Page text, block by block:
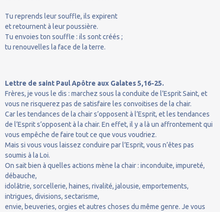
Tu reprends leur souffle, ils expirent
et retournent à leur poussière.
Tu envoies ton souffle : ils sont créés ;
tu renouvelles la face de la terre.
Lettre de saint Paul Apôtre aux Galates 5,16-25.
Frères, je vous le dis : marchez sous la conduite de l’Esprit Saint, et
vous ne risquerez pas de satisfaire les convoitises de la chair.
Car les tendances de la chair s’opposent à l’Esprit, et les tendances
de l’Esprit s’opposent à la chair. En effet, il y a là un affrontement qui
vous empêche de faire tout ce que vous voudriez.
Mais si vous vous laissez conduire par l’Esprit, vous n’êtes pas
soumis à la Loi.
On sait bien à quelles actions mène la chair : inconduite, impureté,
débauche,
idolâtrie, sorcellerie, haines, rivalité, jalousie, emportements,
intrigues, divisions, sectarisme,
envie, beuveries, orgies et autres choses du même genre. Je vous